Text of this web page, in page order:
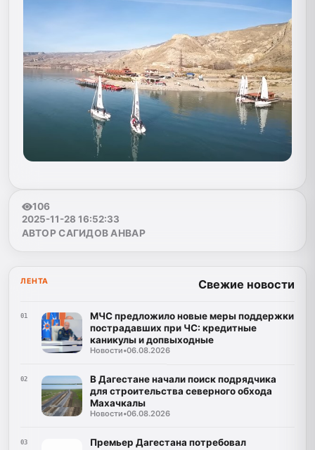
106
2025-11-28 16:52:33
АВТОР САГИДОВ АНВАР
ЛЕНТА Свежие новости
01
МЧС предложило новые меры поддержки
пострадавших при ЧС: кредитные
каникулы и допвыходные
Новости•06.08.2026
02
В Дагестане начали поиск подрядчика
для строительства северного обхода
Махачкалы
Новости•06.08.2026
03
Премьер Дагестана потребовал